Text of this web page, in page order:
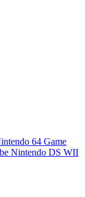
64 Game
Nintendo DS WII